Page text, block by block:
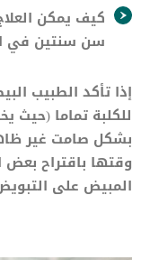
كيف يمكن
سن سنتين في
إذا تأكد الطبيب
للكلبة تماما (حيث
بشكل صامت غير
وقتها باقتراح بعض
المبيض على